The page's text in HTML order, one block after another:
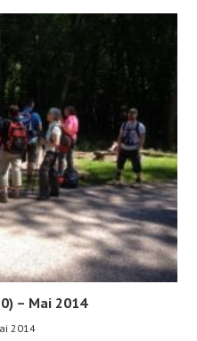
– Mai 2014
2014